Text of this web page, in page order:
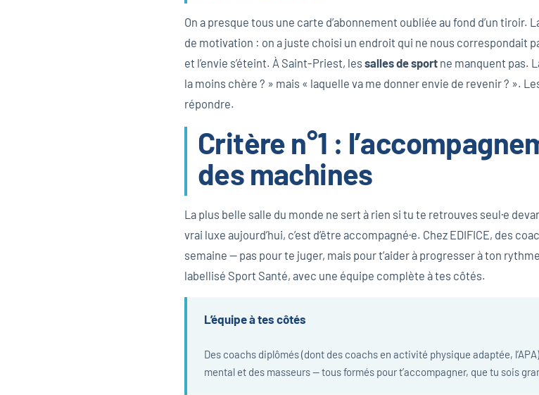
On a presque tous une carte d’abonnement oubliée au fond d’un tiroir.
de motivation : on a juste choisi un endroit qui ne nous correspondait
et l’envie s’éteint. À Saint-Priest, les salles de sport ne manquent pas.
la moins chère ? » mais « laquelle va me donner envie de revenir ? ».
répondre.
Critère n°1 :
des machines
La plus belle salle du monde ne sert à rien si tu te retrouves seul·e
vrai luxe aujourd’hui, c’est d’être accompagné·e. Chez EDIFICE, des
semaine — pas pour te juger, mais pour t’aider à progresser à ton
labellisé Sport Santé, avec une équipe complète à tes côtés.
L’équipe à tes côtés
Des coachs diplômés (dont des coachs en activité physique adaptée,
mental et des masseurs — tous formés pour t’accompagner, que tu sois